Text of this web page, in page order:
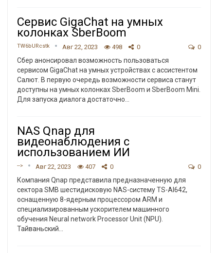
Сервис GigaChat на умных
колонках SberBoom
TW6bURcstk Авг 22, 2023 498 0 0
Сбер анонсировал возможность пользоваться
сервисом GigaChat на умных устройствах с ассистентом
Салют. В первую очередь возможности сервиса станут
доступны на умных колонках SberBoom и SberBoom Mini.
Для запуска диалога достаточно…
NAS Qnap для
видеонаблюдения с
использованием ИИ
--> Авг 22, 2023 407 0 0
Компания Qnap представила предназначенную для
сектора SMB шестидисковую NAS-систему TS-AI642,
оснащенную 8-ядерным процессором ARM и
специализированным ускорителем машинного
обучения Neural network Processor Unit (NPU).
Тайваньский…